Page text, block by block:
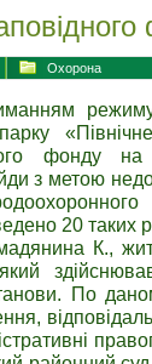
Охорона
режиму
фонду на
з метою
20 таких
К.,
По